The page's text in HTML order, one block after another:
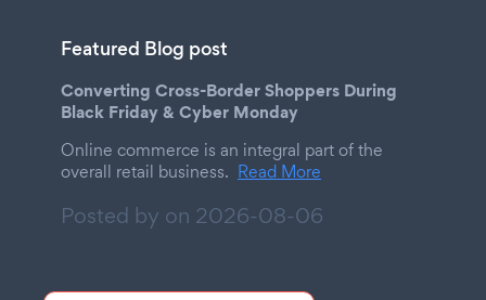
Featured Blog post
Converting Cross-Border Shoppers During
Black Friday & Cyber Monday
Online commerce is an integral part of the
overall retail business. Read More
Posted by on 2026-08-06